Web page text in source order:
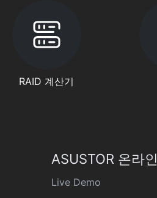
RAID 계산기
ASUSTOR 온라인
Live Demo